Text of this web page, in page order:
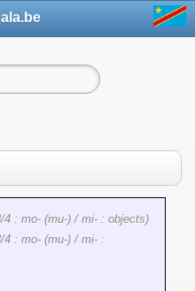
4 : mo- (mu-) / mi- : objects)
4 : mo- (mu-) / mi- :